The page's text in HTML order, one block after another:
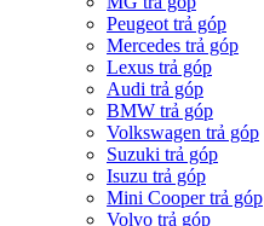
Peugeot trả góp
Mercedes trả góp
Lexus trả góp
Audi trả góp
BMW trả góp
Volkswagen trả góp
Suzuki trả góp
Isuzu trả góp
Mini Cooper trả góp
Volvo trả góp